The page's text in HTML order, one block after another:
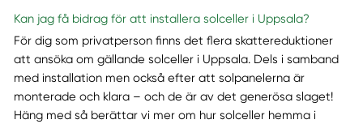
Kan jag få bidrag för att installera solceller i Uppsala?
För dig som privatperson finns det flera skattereduktioner
att ansöka om gällande solceller i Uppsala. Dels i samband
med installation men också efter att solpanelerna är
monterade och klara – och de är av det generösa slaget!
Häng med så berättar vi mer om hur solceller hemma i